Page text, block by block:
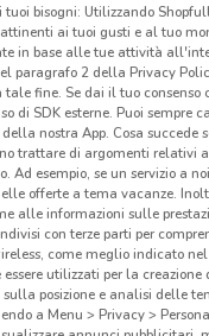
bisogni: Utilizzando
ai tuoi gusti e al tuo
in base alle tue attività
paragrafo 2 della Privacy
fine. Se dai il tuo
di SDK esterne. Puoi sempre
nostra App. Cosa succede
trattare di argomenti relativi
Ad esempio, se un servizio a
offerte a tema vacanze.
alle informazioni sulle
con terze parti per
come meglio indicato
utilizzati per la
posizione e analisi delle
a Menu > Privacy >